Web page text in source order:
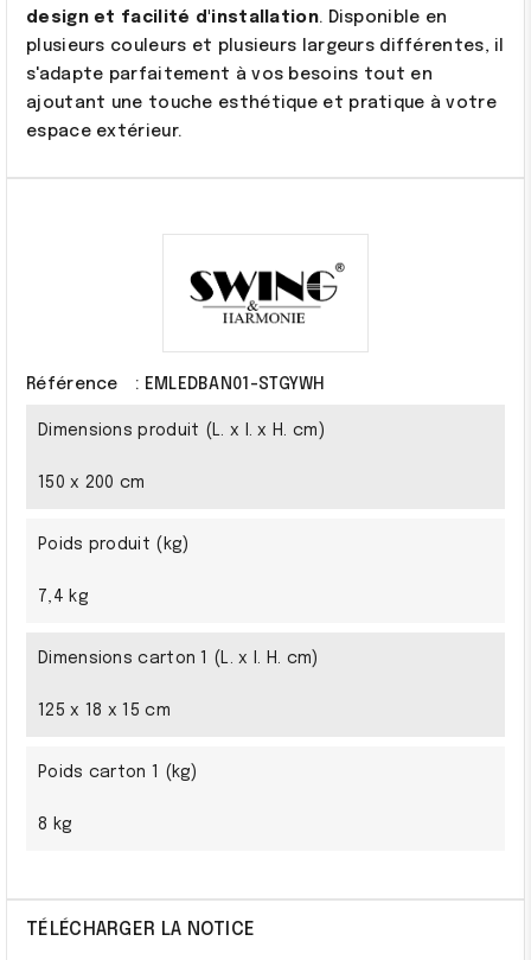
design et facilité d'installation. Disponible en
plusieurs couleurs et plusieurs largeurs différentes, il
s'adapte parfaitement à vos besoins tout en
ajoutant une touche esthétique et pratique à votre
espace extérieur.
Référence : EMLEDBAN01-STGYWH
Dimensions produit (L. x l. x H. cm)
150 x 200 cm
Poids produit (kg)
7,4 kg
Dimensions carton 1 (L. x l. H. cm)
125 x 18 x 15 cm
Poids carton 1 (kg)
8 kg
TÉLÉCHARGER LA NOTICE